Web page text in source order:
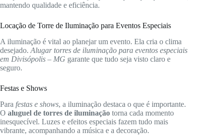
mantendo qualidade e eficiência.
Locação de Torre de Iluminação para Eventos Especiais
A iluminação é vital ao planejar um evento. Ela cria o clima
desejado. Alugar torres de iluminação para eventos especiais
em Divisópolis – MG garante que tudo seja visto claro e
seguro.
Festas e Shows
Para festas e shows, a iluminação destaca o que é importante.
O aluguel de torres de iluminação torna cada momento
inesquecível. Luzes e efeitos especiais fazem tudo mais
vibrante, acompanhando a música e a decoração.